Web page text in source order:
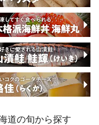
道の旬から探す